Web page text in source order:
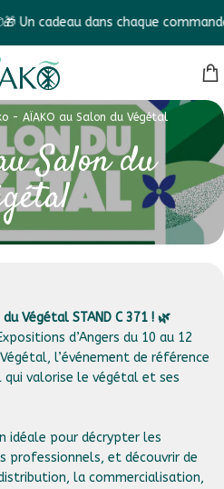
cadeau dans chaque commande !
- AÏAKO au Salon du Végétal
Salon du
Végétal STAND C 371 ! 🌿
d’Angers du 10 au 12
l’événement de référence
qui valorise le végétal et ses
idéale pour décrypter les
professionnels, et découvrir de
la commercialisation,